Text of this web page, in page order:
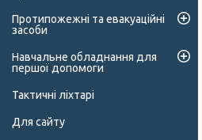
Протипожежні та евакуаційні
засоби
Навчальне обладнання для
першої допомоги
Тактичні ліхтарі
Для сайту